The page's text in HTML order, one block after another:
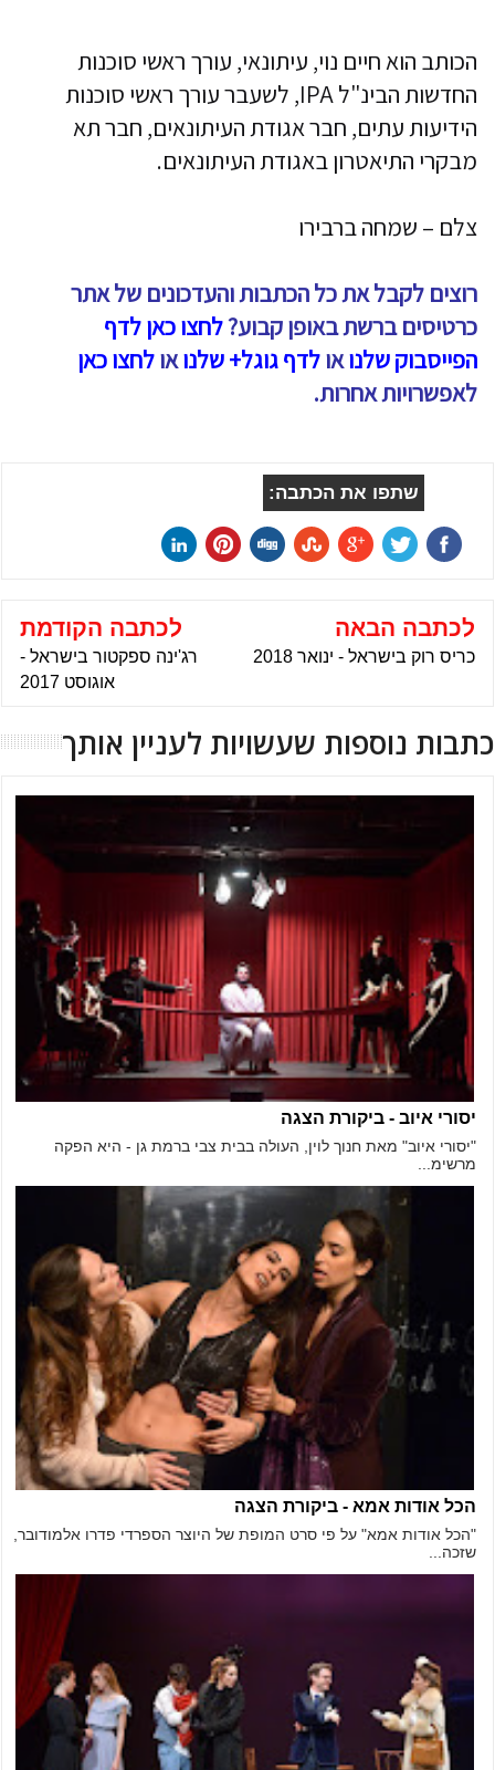
הכותב הוא חיים נוי, עיתונאי, עורך ראשי סוכנות
החדשות הבינ"ל IPA, לשעבר עורך ראשי סוכנות
הידיעות עתים, חבר אגודת העיתונאים, חבר תא
מבקרי התיאטרון באגודת העיתונאים.
צלם – שמחה ברבירו
רוצים לקבל את כל הכתבות והעדכונים של אתר
כרטיסים ברשת באופן קבוע?לחצו כאן לדף
הפייסבוק שלנואולדף גוגל+ שלנואולחצו כאן
לאפשרויות אחרות.
שתפו את הכתבה:
לכתבה הבאה
כריס רוק בישראל - ינואר 2018
לכתבה הקודמת
רג'ינה ספקטור בישראל -
אוגוסט 2017
כתבות נוספות שעשויות לעניין אותך
יסורי איוב - ביקורת הצגה
"יסורי איוב" מאת חנוך לוין, העולה בבית צבי ברמת גן - היא הפקה
מרשימ...
הכל אודות אמא - ביקורת הצגה
"הכל אודות אמא" על פי סרט המופת של היוצר הספרדי פדרו אלמודובר,
שזכה...